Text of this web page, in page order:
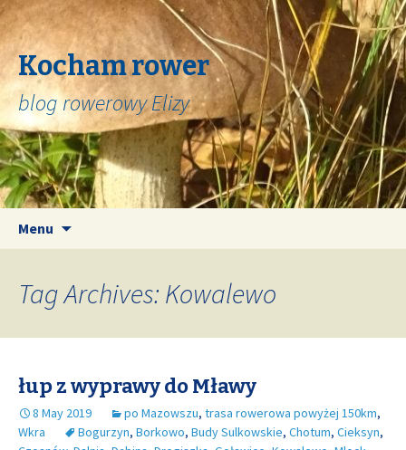
Kocham rower
blog rowerowy Elizy
Menu
Tag Archives: Kowalewo
łup z wyprawy do Mławy
8 May 2019 po Mazowszu, trasa rowerowa powyżej 150km,
Wkra
Bogurzyn, Borkowo, Budy Sulkowskie, Chotum, Cieksyn,